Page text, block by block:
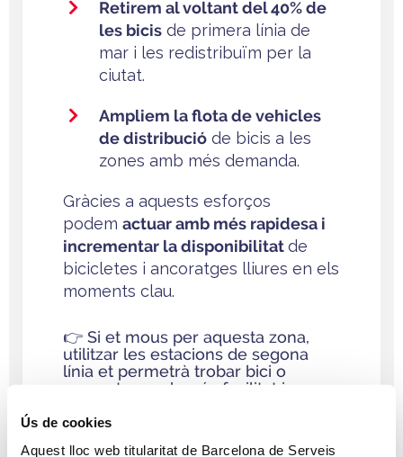
Ús de cookies
Aquest lloc web titularitat de Barcelona de Serveis
Retirem al voltant del 40% de
les bicis de primera línia de
mar i les redistribuïm per la
ciutat.
Ampliem la flota de vehicles
de distribució de bicis a les
zones amb més demanda.
Gràcies a aquests esforços
podem actuar amb més rapidesa i
incrementar la disponibilitatde
bicicletes i ancoratges lliures en els
moments clau.
👉 Si et mous per aquesta zona,
utilitzar les estacions de segona
línia et permetrà trobar bici o
ancoratge amb més facilitat i